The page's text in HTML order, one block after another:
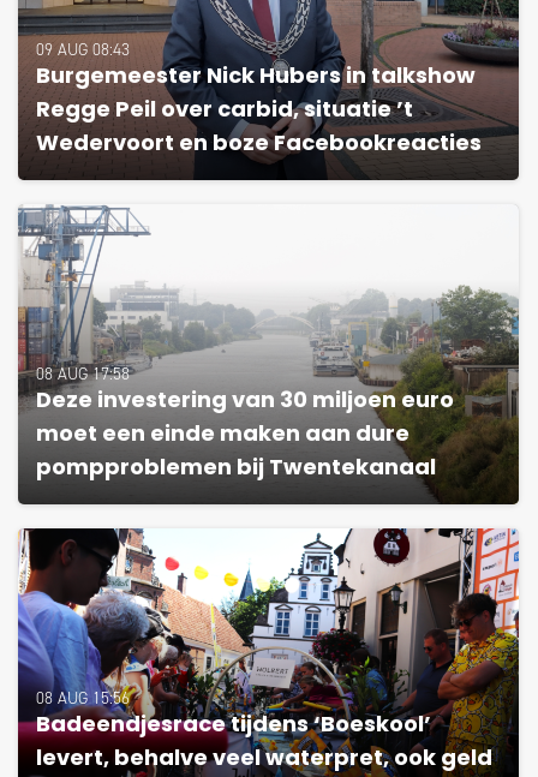
09 AUG 08:43
Burgemeester Nick Hubers in talkshow
Regge Peil over carbid, situatie ’t
Wedervoort en boze Facebookreacties
08 AUG 17:58
Deze investering van 30 miljoen euro
moet een einde maken aan dure
pompproblemen bij Twentekanaal
08 AUG 15:56
Badeendjesrace tijdens ‘Boeskool’
levert, behalve veel waterpret, ook geld